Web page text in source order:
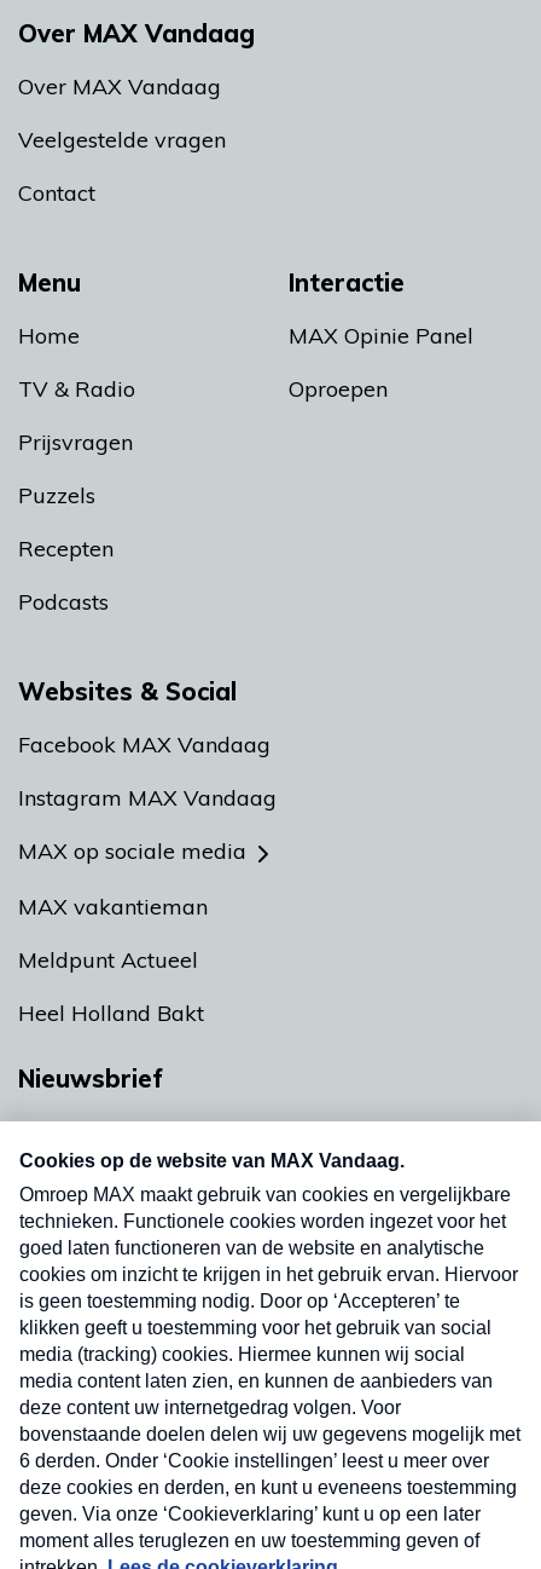
Menu
Home
TV & Radio
Prijsvragen
Puzzels
Recepten
Podcasts
Interactie
MAX Opinie Panel
Oproepen
Over MAX Vandaag
Over MAX Vandaag
Veelgestelde vragen
Contact
Websites & Social
Facebook MAX Vandaag
Instagram MAX Vandaag
MAX op sociale media
MAX vakantieman
Meldpunt Actueel
Heel Holland Bakt
Nieuwsbrief
nieuwsbrief. Elke vrijdag- en dinsdagochtend in
uw mailbox.
Verzend
Nieuwsbrief
Neem hier een gratis abonnement op onze
nieuwsbrief. Elke vrijdag- en dinsdagochtend in uw